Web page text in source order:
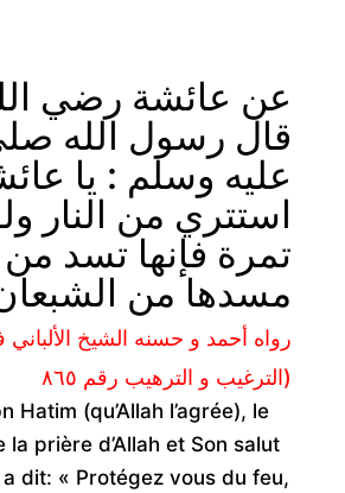
عن عائشة رضي
قال رسول الله
عليه وسلم : يا
استتري من النار
تمرة فإنها تسد من
مسدها من
الترغيب و الترهيب رقم ٨٦٥)
Hatim (qu’Allah l’agrée), le
la prière d’Allah et Son salut
dit: « Protégez vous du feu,